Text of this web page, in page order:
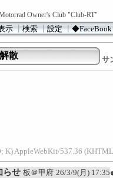
Owner's Club "Club-RT"
示┃検索┃設定┃◆FaceBook
散 サ
AppleWebKit/537.36
らせ 板＠甲府 26/3/9(月) 17:35